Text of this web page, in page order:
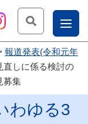
こー
ー部
報道発表(令和元年
直しに係る検討の
募集
わゆる3